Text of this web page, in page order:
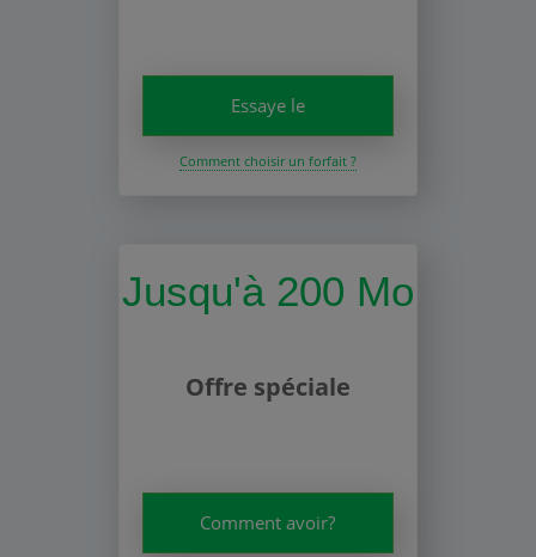
Essaye le
Comment choisir un forfait ?
Jusqu'à 200 Mo
Offre spéciale
Comment avoir?